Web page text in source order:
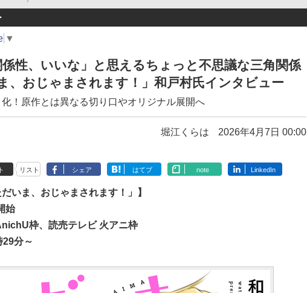
▼
係性、いいな」と思えるちょっと不思議な三角関係
、おじゃまされます！」和戸村氏インタビュー
！原作とは異なる切り口やオリジナル展開へ
堀江くらは 2026年4月7日 00:00
リスト シェア はてブ note LinkedIn
だいま、おじゃまされます！」】
始
枠、読売テレビ 火アニ枠
29分～